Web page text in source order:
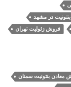
در مشهد
فروش زئولیت تهران
معادن بنتونیت سمنان